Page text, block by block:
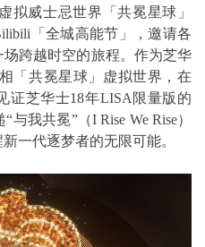
拟威士忌世界「共冕星球」
「全城高能节」，邀请各
跨越时空的旅程。作为芝华
「共冕星球」虚拟世界，在
证芝华士18年LISA限量版的
我共冕”（I Rise We Rise）
一代逐梦者的无限可能。